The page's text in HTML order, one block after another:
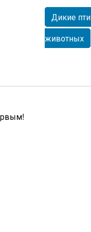
Дикие
животных